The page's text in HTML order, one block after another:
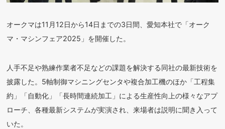
オークマは11月12日から14日までの3日間、愛知本社で「オーク
マ・マシンフェア2025」を開催した。
人手不足や熟練作業者不足などの課題を解決する同社の最新技術を
披露した。5軸制御マシニングセンタや複合加工機のほか「工程集
約」「自動化」「長時間連続加工」による生産性向上の様々なアプ
ローチ、各種最新システムが実演され、来場者は説明に聞き入って
いた。